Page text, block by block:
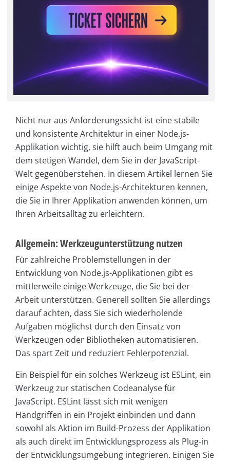
Nicht nur aus Anforderungssicht ist eine stabile
und konsistente Architektur in einer Node.js-
Applikation wichtig, sie hilft auch beim Umgang mit
dem stetigen Wandel, dem Sie in der JavaScript-
Welt gegenüberstehen. In diesem Artikel lernen Sie
einige Aspekte von Node.js-Architekturen kennen,
die Sie in Ihrer Applikation anwenden können, um
Ihren Arbeitsalltag zu erleichtern.
Allgemein: Werkzeugunterstützung nutzen
Für zahlreiche Problemstellungen in der
Entwicklung von Node.js-Applikationen gibt es
mittlerweile einige Werkzeuge, die Sie bei der
Arbeit unterstützen. Generell sollten Sie allerdings
darauf achten, dass Sie sich wiederholende
Aufgaben möglichst durch den Einsatz von
Werkzeugen oder Bibliotheken automatisieren.
Das spart Zeit und reduziert Fehlerpotenzial.
Ein Beispiel für ein solches Werkzeug ist ESLint, ein
Werkzeug zur statischen Codeanalyse für
JavaScript. ESLint lässt sich mit wenigen
Handgriffen in ein Projekt einbinden und dann
sowohl als Aktion im Build-Prozess der Applikation
als auch direkt im Entwicklungsprozess als Plug-in
der Entwicklungsumgebung integrieren. Einigen Sie